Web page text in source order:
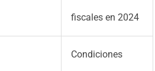
fiscales en 2024
Condiciones